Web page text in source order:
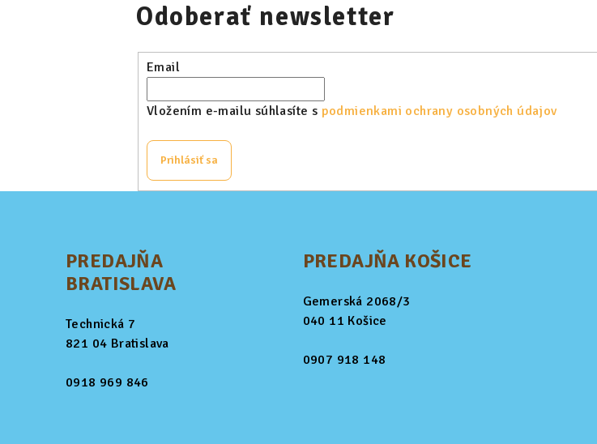
Odoberať newsletter
Email
Vložením e-mailu súhlasíte s podmienkami ochrany osobných údajov
Prihlásiť sa
PREDAJŇA
BRATISLAVA
Technická 7
821 04 Bratislava
0918 969 846
PREDAJŇA KOŠICE
Gemerská 2068/3
040 11 Košice
0907 918 148